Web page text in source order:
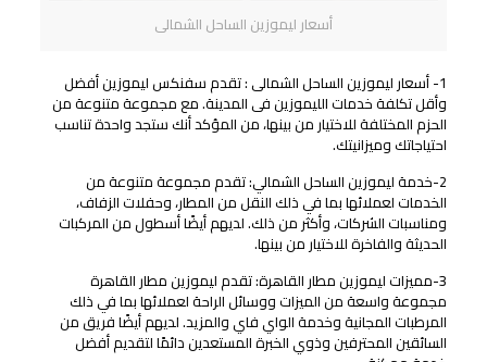
أسعار ليموزين الساحل الشمالى
1- أسعار ليموزين الساحل الشمالى : تقدم سفنكس ليموزين أفضل
وأقل تكلفة خدمات الليموزين فى المدينة. مع مجموعة متنوعة من
الحزم المختلفة للاختيار من بينها، من المؤكد أنك ستجد واحدة تناسب
احتياجاتك وميزانيتك.
2-خدمة ليموزين الساحل الشمالي: تقدم مجموعة متنوعة من
الخدمات لعملائها بما في ذلك النقل من المطار، وحفلات الزفاف،
ومناسبات الشركات، وأكثر من ذلك. لديهم أيضًا أسطول من المركبات
الحديثة والفاخرة للاختيار من بينها.
3-مميزات ليموزين مطار القاهرة: تقدم ليموزين مطار القاهرة
مجموعة واسعة من الميزات ووسائل الراحة لعملائها بما في ذلك
المرطبات المجانية وخدمة الواي فاي والمزيد. لديهم أيضًا فريق من
السائقين المحترفين وذوي الخبرة المستعدين دائمًا لتقديم أفضل